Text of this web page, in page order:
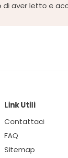
di aver letto e
Link Utili
Contattaci
FAQ
Sitemap